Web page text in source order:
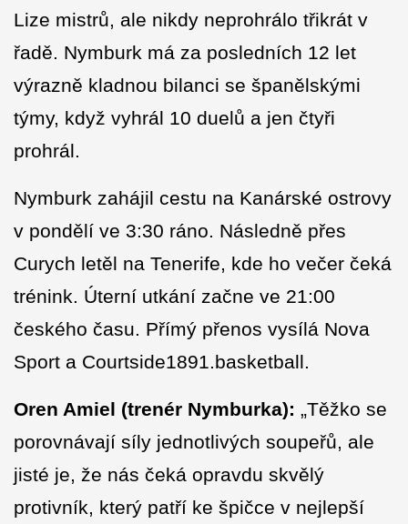
Lize mistrů, ale nikdy neprohrálo třikrát v
řadě. Nymburk má za posledních 12 let
výrazně kladnou bilanci se španělskými
týmy, když vyhrál 10 duelů a jen čtyři
prohrál.
Nymburk zahájil cestu na Kanárské ostrovy
v pondělí ve 3:30 ráno. Následně přes
Curych letěl na Tenerife, kde ho večer čeká
trénink. Úterní utkání začne ve 21:00
českého času. Přímý přenos vysílá Nova
Sport a Courtside1891.basketball.
Oren Amiel (trenér Nymburka): „Těžko se
porovnávají síly jednotlivých soupeřů, ale
jisté je, že nás čeká opravdu skvělý
protivník, který patří ke špičce v nejlepší